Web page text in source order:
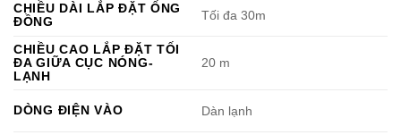
CHIỀU DÀI LẮP ĐẶT ỐNG
ĐỒNG
Tối đa 30m
CHIỀU CAO LẮP ĐẶT TỐI
ĐA GIỮA CỤC NÓNG-
LẠNH
20 m
DÒNG ĐIỆN VÀO Dàn lạnh